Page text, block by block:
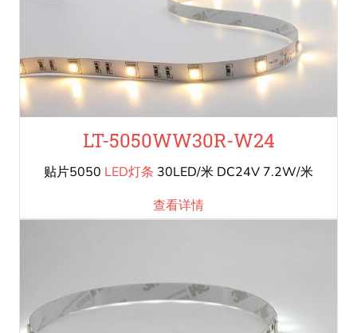
LT-5050WW30R-W24
贴片5050 LED灯条 30LED/米 DC24V 7.2W/米
查看详情